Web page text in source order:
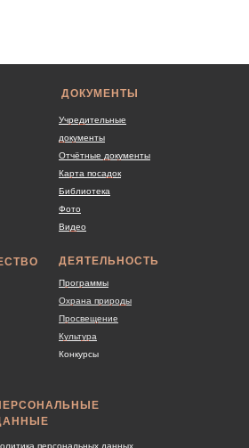
ДЕЯТЕЛЬНОСТЬ
Программы
Охрана природы
Просвещение
Культура
Конкурсы
ДОКУМЕНТЫ
Учредительные
документы
Отчётные документы
Карта посадок
Библиотека
Фото
Видео
персональных данных